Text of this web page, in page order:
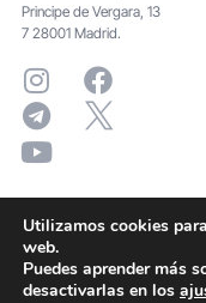
Principe de Vergara, 13
7 28001 Madrid.
Utilizamos cookies
web.
Puedes aprender más
desactivarlas en los